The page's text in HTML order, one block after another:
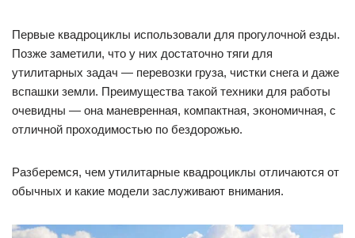
Первые квадроциклы использовали для прогулочной езды.
Позже заметили, что у них достаточно тяги для
утилитарных задач — перевозки груза, чистки снега и даже
вспашки земли. Преимущества такой техники для работы
очевидны — она маневренная, компактная, экономичная, с
отличной проходимостью по бездорожью.
Разберемся, чем утилитарные квадроциклы отличаются от
обычных и какие модели заслуживают внимания.